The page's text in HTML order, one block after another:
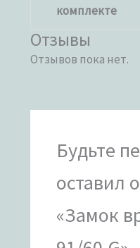
комплекте
Отзывы
Отзывов пока нет.
Будьте
оставил
«Замок